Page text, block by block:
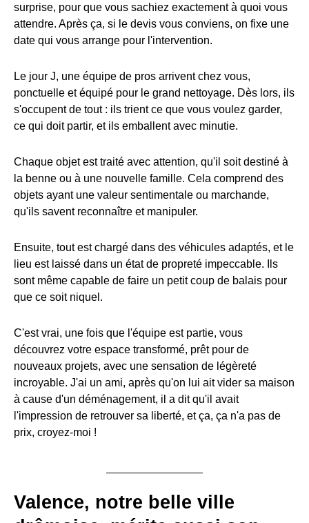
surprise, pour que vous sachiez exactement à quoi vous
attendre. Après ça, si le devis vous conviens, on fixe une
date qui vous arrange pour l'intervention.
Le jour J, une équipe de pros arrivent chez vous,
ponctuelle et équipé pour le grand nettoyage. Dès lors, ils
s'occupent de tout : ils trient ce que vous voulez garder,
ce qui doit partir, et ils emballent avec minutie.
Chaque objet est traité avec attention, qu'il soit destiné à
la benne ou à une nouvelle famille. Cela comprend des
objets ayant une valeur sentimentale ou marchande,
qu'ils savent reconnaître et manipuler.
Ensuite, tout est chargé dans des véhicules adaptés, et le
lieu est laissé dans un état de propreté impeccable. Ils
sont même capable de faire un petit coup de balais pour
que ce soit niquel.
C'est vrai, une fois que l'équipe est partie, vous
découvrez votre espace transformé, prêt pour de
nouveaux projets, avec une sensation de légèreté
incroyable. J'ai un ami, après qu'on lui ait vider sa maison
à cause d'un déménagement, il a dit qu'il avait
l'impression de retrouver sa liberté, et ça, ça n'a pas de
prix, croyez-moi !
Valence, notre belle ville